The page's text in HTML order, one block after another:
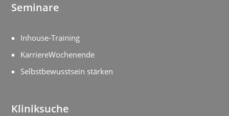
Seminare
Inhouse-Training
KarriereWochenende
Selbstbewusstsein stärken
Kliniksuche